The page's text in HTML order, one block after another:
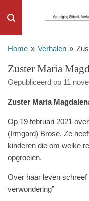
direct
naar
de
Home » Verhalen »
Zuster Maria
Gepubliceerd op 11
Zuster Maria
Op 19 februari 2021
(Irmgard) Brose. Ze
kinderen die om welke
opgroeien.
Over haar leven schreef
verwondering”